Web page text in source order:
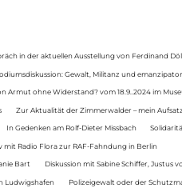
in der aktuellen Ausstellung von Ferdinand
Gewalt, Militanz und
Armut ohne Widerstand? vom 18.9..2024 im
Zur Aktualität der Zimmerwalder – mein
In Gedenken am Rolf-Dieter Missbach
mit Radio Flora zur RAF-Fahndung in Berlin
Bart Diskussion mit Sabine Schiffer, Justus
Ludwigshafen Polizeigewalt oder der